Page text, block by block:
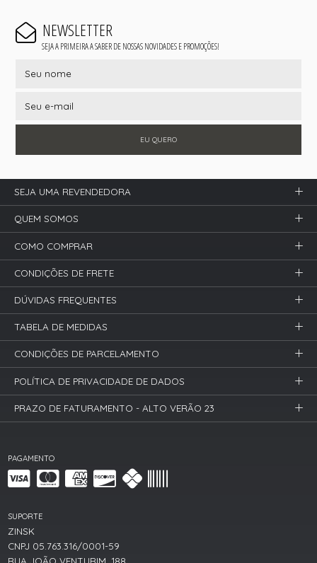
NEWSLETTER
SEJA A PRIMEIRA A SABER DE NOSSAS NOVIDADES E PROMOÇÕES!
EU QUERO
PAGAMENTO
SUPORTE
ZINSK
CNPJ 05.763.316/0001-59
RUA JOÃO VENTURIM, 188
SEJA UMA REVENDEDORA
QUEM SOMOS
COMO COMPRAR
CONDIÇÕES DE FRETE
DÚVIDAS FREQUENTES
TABELA DE MEDIDAS
CONDIÇÕES DE PARCELAMENTO
POLÍTICA DE PRIVACIDADE DE DADOS
PRAZO DE FATURAMENTO - ALTO VERÃO 23